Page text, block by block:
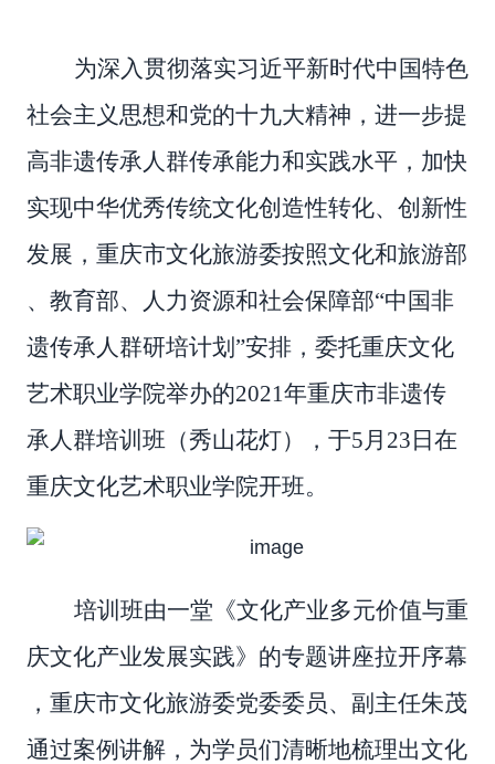
为深入贯彻落实习近平新时代中国特色
社会主义思想和党的十九大精神，进一步提
高非遗传承人群传承能力和实践水平，加快
实现中华优秀传统文化创造性转化、创新性
发展，重庆市文化旅游委按照文化和旅游部
、教育部、人力资源和社会保障部“中国非
遗传承人群研培计划”安排，委托重庆文化
艺术职业学院举办的2021年重庆市非遗传
承人群培训班（秀山花灯），于5月 23 日在
重庆文化艺术职业学院开班。
培训班由一堂《文化产业多元价值与重
庆文化产业发展实践》的专题讲座拉开序幕
，重庆市文化旅游委党委委员、副主任朱茂
通过案例讲解，为学员们清晰地梳理出文化